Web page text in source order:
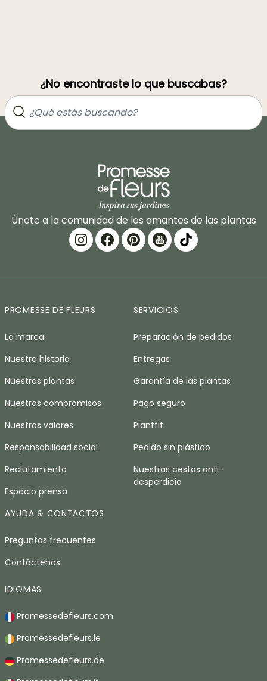
¿No encontraste lo que buscabas?
Únete a la comunidad de los amantes de las plantas
PROMESSE DE FLEURS
La marca
Nuestra historia
Nuestras plantas
Nuestros compromisos
Nuestros valores
Responsabilidad social
Reclutamiento
Espacio prensa
SERVICIOS
Preparación de pedidos
Entregas
Garantía de las plantas
Pago seguro
Plantfit
Pedido sin plástico
Nuestras cestas anti-
desperdicio
AYUDA & CONTACTOS
Preguntas frecuentes
Contáctenos
IDIOMAS
Promessedefleurs.com
Promessedefleurs.ie
Promessedefleurs.de